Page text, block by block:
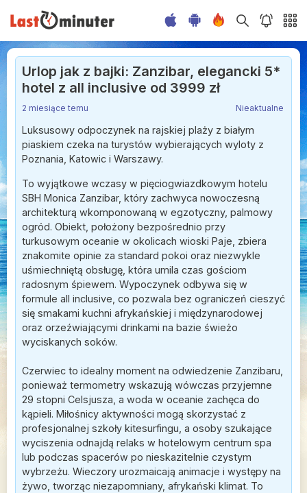
Urlop jak z bajki: Zanzibar, elegancki 5*
hotel z all inclusive od 3999 zł
2 miesiące temu Nieaktualne
Luksusowy odpoczynek na rajskiej plaży z białym
piaskiem czeka na turystów wybierających wyloty z
Poznania, Katowic i Warszawy.
To wyjątkowe wczasy w pięciogwiazdkowym hotelu
SBH Monica Zanzibar, który zachwyca nowoczesną
architekturą wkomponowaną w egzotyczny, palmowy
ogród. Obiekt, położony bezpośrednio przy
turkusowym oceanie w okolicach wioski Paje, zbiera
znakomite opinie za standard pokoi oraz niezwykle
uśmiechniętą obsługę, która umila czas gościom
radosnym śpiewem. Wypoczynek odbywa się w
formule all inclusive, co pozwala bez ograniczeń cieszyć
się smakami kuchni afrykańskiej i międzynarodowej
oraz orzeźwiającymi drinkami na bazie świeżo
wyciskanych soków.
Czerwiec to idealny moment na odwiedzenie Zanzibaru,
ponieważ termometry wskazują wówczas przyjemne
29 stopni Celsjusza, a woda w oceanie zachęca do
kąpieli. Miłośnicy aktywności mogą skorzystać z
profesjonalnej szkoły kitesurfingu, a osoby szukające
wyciszenia odnajdą relaks w hotelowym centrum spa
lub podczas spacerów po nieskazitelnie czystym
wybrzeżu. Wieczory urozmaicają animacje i występy na
żywo, tworząc niezapomniany, afrykański klimat. To